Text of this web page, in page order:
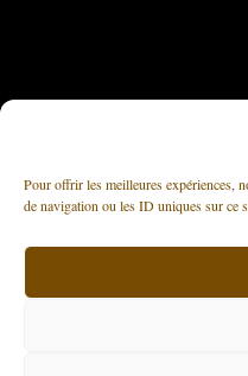
Pour offrir les meilleures expériences,
de navigation ou les ID uniques sur ce